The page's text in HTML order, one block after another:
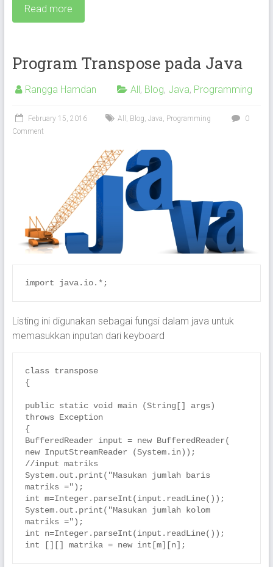
Read more
Program Transpose pada Java
Rangga Hamdan All , Blog, Java, Programming
February 15, 2016 All , Blog, Java, Programming
0
Comment
Listing ini digunakan sebagai fungsi dalam java untuk
memasukkan inputan dari keyboard
class transpose
{
public static void main (String[] args)
throws Exception
{
BufferedReader input = new BufferedReader(
new InputStreamReader (System.in));
//input matriks
System.out.print("Masukan jumlah baris
matriks =");
int m=Integer.parseInt(input.readLine());
System.out.print("Masukan jumlah kolom
matriks =");
int n=Integer.parseInt(input.readLine());
int [][] matrika = new int[m][n];